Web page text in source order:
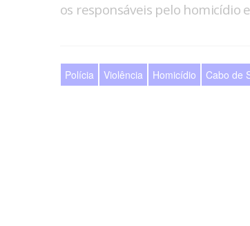
os responsáveis pelo homicídio
Polícia Violência Homicídio Cabo de